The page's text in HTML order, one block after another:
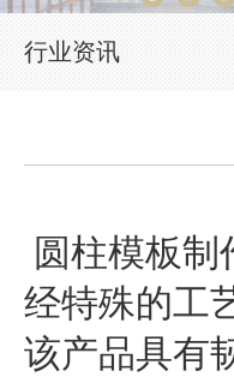
行业资讯
圆柱模板
经特殊的工
该产品具有